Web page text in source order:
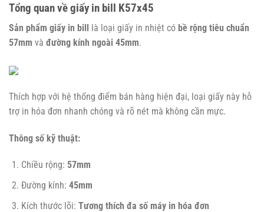
Tổng quan về giấy in bill K57x45
Sản phẩm giấy in bill là loại giấy in nhiệt có bề rộng tiêu chuẩn
57mm và đường kính ngoài 45mm.
Thích hợp với hệ thống điểm bán hàng hiện đại, loại giấy này hỗ
trợ in hóa đơn nhanh chóng và rõ nét mà không cần mực.
Thông số kỹ thuật:
Chiều rộng: 57mm
Đường kính: 45mm
Kích thước lõi: Tương thích đa số máy in hóa đơn